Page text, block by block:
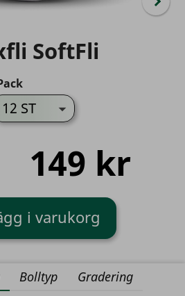
SoftFli
149 kr
Bolltyp Gradering